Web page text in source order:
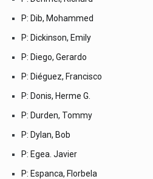
P: Dib, Mohammed
P: Dickinson, Emily
P: Diego, Gerardo
P: Diéguez, Francisco
P: Donis, Herme G.
P: Durden, Tommy
P: Dylan, Bob
P: Egea. Javier
P: Espanca, Florbela